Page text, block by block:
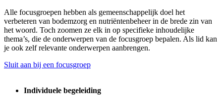
Alle focusgroepen hebben als gemeenschappelijk doel het
verbeteren van bodemzorg en nutriëntenbeheer in de brede zin van
het woord. Toch zoomen ze elk in op specifieke inhoudelijke
thema’s, die de onderwerpen van de focusgroep bepalen. Als lid kan
je ook zelf relevante onderwerpen aanbrengen.
Sluit aan bij een focusgroep
Individuele begeleiding